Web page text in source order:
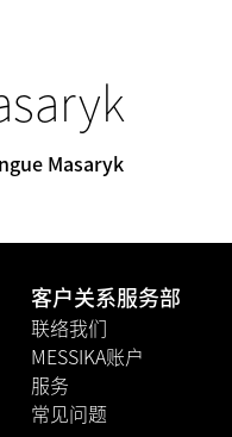
Masaryk
客户关系服务部
联络我们
MESSIKA账户
服务
常见问题